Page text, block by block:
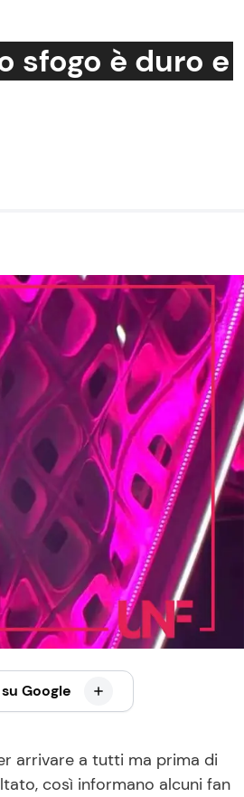
Ricette Facili e Veloci
Ricette Feste
Ricette per Bambini
sfogo è duro e
Google
arrivare a tutti ma prima di
così informano alcuni fan